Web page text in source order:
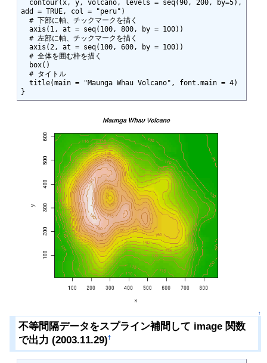
add = TRUE, col = "peru")
}
↑
不等間隔データをスプライン補間して image 関数
で出力 (2003.11.29)†